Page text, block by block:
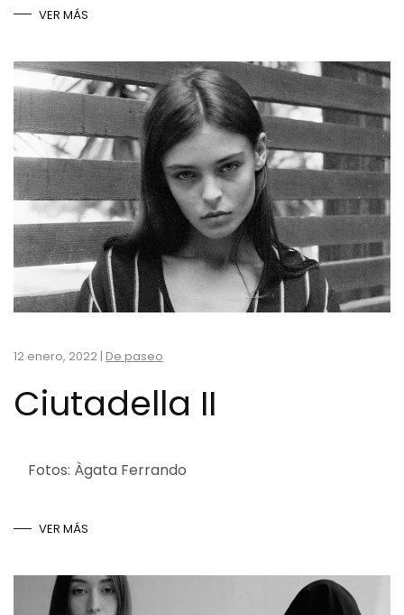
VER MÁS
12 enero, 2022 | De paseo
Ciutadella II
Fotos: Àgata Ferrando
VER MÁS